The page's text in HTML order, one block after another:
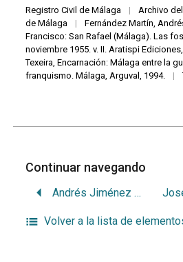
Registro Civil de Málaga |
Archivo
de Málaga
|
Fernández Martín,
Francisco: San Rafael (Málaga). Las
noviembre 1955. v. II. Aratispi
Texeira, Encarnación: Málaga entre la
franquismo. Málaga, Arguval, 1994.
|
Continuar navegando
Andrés Jiménez Jiménez
Volver a la lista de